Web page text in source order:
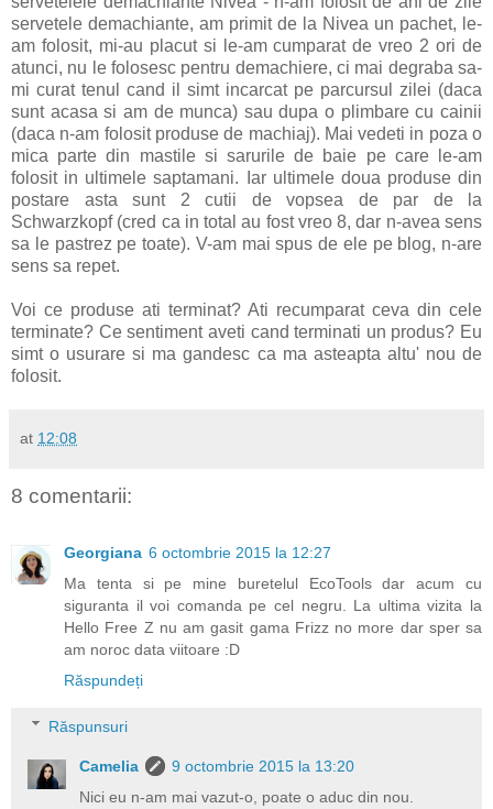
servetele demachiante, am primit de la Nivea un pachet, le-
am folosit, mi-au placut si le-am cumparat de vreo 2 ori de
atunci, nu le folosesc pentru demachiere, ci mai degraba sa-
mi curat tenul cand il simt incarcat pe parcursul zilei (daca
sunt acasa si am de munca) sau dupa o plimbare cu cainii
(daca n-am folosit produse de machiaj). Mai vedeti in poza o
mica parte din mastile si sarurile de baie pe care le-am
folosit in ultimele saptamani. Iar ultimele doua produse din
postare asta sunt 2 cutii de vopsea de par de la
Schwarzkopf (cred ca in total au fost vreo 8, dar n-avea sens
sa le pastrez pe toate). V-am mai spus de ele pe blog, n-are
sens sa repet.
Voi ce produse ati terminat? Ati recumparat ceva din cele
terminate? Ce sentiment aveti cand terminati un produs? Eu
simt o usurare si ma gandesc ca ma asteapta altu' nou de
folosit.
at 12:08
8 comentarii:
Georgiana 6 octombrie 2015 la 12:27
Ma tenta si pe mine buretelul EcoTools dar acum cu
siguranta il voi comanda pe cel negru. La ultima vizita la
Hello Free Z nu am gasit gama Frizz no more dar sper sa
am noroc data viitoare :D
Răspundeți
Răspunsuri
Camelia
9 octombrie 2015 la 13:20
Nici eu n-am mai vazut-o, poate o aduc din nou.